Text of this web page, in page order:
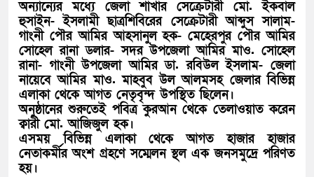
অন্যান্যের মধ্যে জেলা শাখার সেক্রেটারী মো. ইকবাল
হুসাইন- ইসলামী ছাত্রশিবিরের সেক্রেটারী আব্দুস সালাম-
গাংনী পৌর আমির আহসানুল হক- মেহেরপুর পৌর আমির
সোহেল রানা ডলার- সদর উপজেলা আমির মাও. সোহেল
রানা- গাংনী উপজেলা আমির ডা. রবিউল ইসলাম- জেলা
নায়েবে আমির মাও. মাহবুব উল আলমসহ জেলার বিভিন্ন
এলাকা থেকে আগত নেতৃবৃন্দ উপস্থিত ছিলেন।
অনুষ্ঠানের শুরুতেই পবিত্র কুরআন থেকে তেলাওয়াত করেন
ক্বারী মো. আজিজুল হক।
এসময় বিভিন্ন এলাকা থেকে আগত হাজার হাজার
নেতাকর্মীর অংশ গ্রহণে সম্মেলন স্থল এক জনসমুদ্রে পরিণত
হয়।